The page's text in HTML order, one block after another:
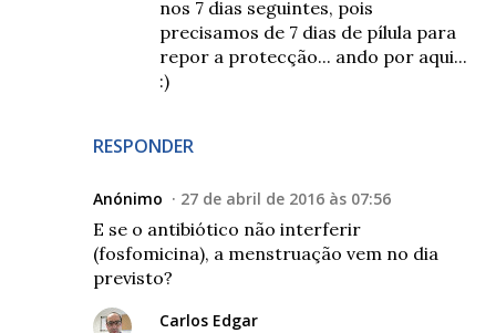
RESPONDER
nos 7 dias seguintes, pois
precisamos de 7 dias de pílula para
repor a protecção... ando por aqui...
:)
Anónimo 27 de abril de 2016 às 07:56
E se o antibiótico não interferir
(fosfomicina), a menstruação vem no dia
previsto?
Carlos Edgar